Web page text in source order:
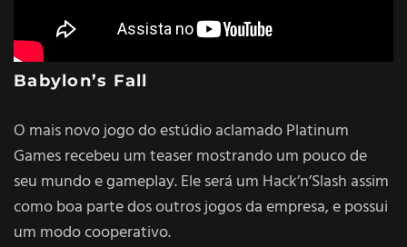
Babylon’s Fall
O mais novo jogo do estúdio aclamado Platinum
Games recebeu um teaser mostrando um pouco de
seu mundo e gameplay. Ele será um Hack’n’Slash assim
como boa parte dos outros jogos da empresa, e possui
um modo cooperativo.